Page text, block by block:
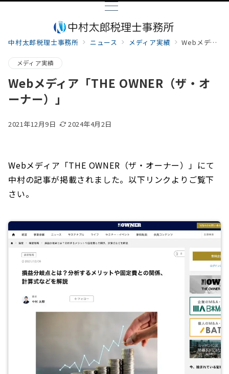
中村太郎税理士事務所 ニュース メディア実績 Webメディア「THE OWNER（ザ・オーナー）」
メディア実績
Webメディア「THE OWNER（ザ・オ
ーナー）」
2021年12月9日 2024年4月2日
Webメディア「THE OWNER（ザ・オーナー）」にて
中村の記事が掲載されました。以下リンクよりご覧下
さい。